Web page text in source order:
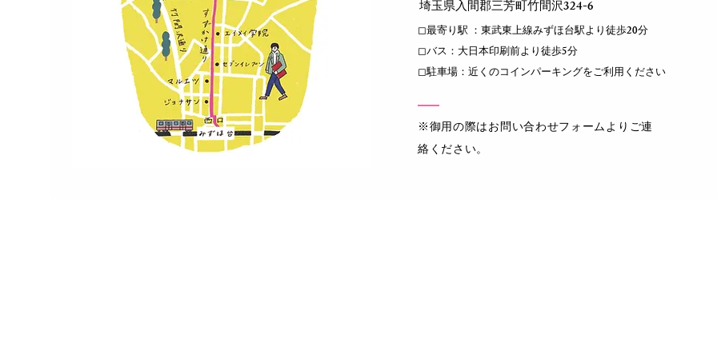
​埼玉県入間郡三芳町竹間沢324-6
◻︎最寄り駅 ：東武東上線みずほ台駅より徒歩20分
◻︎バス：大日本印刷前より徒歩5分
◻︎駐車場：近くのコインパーキングをご利用ください
​※御用の際はお問い合わせフォームよりご連
絡ください。